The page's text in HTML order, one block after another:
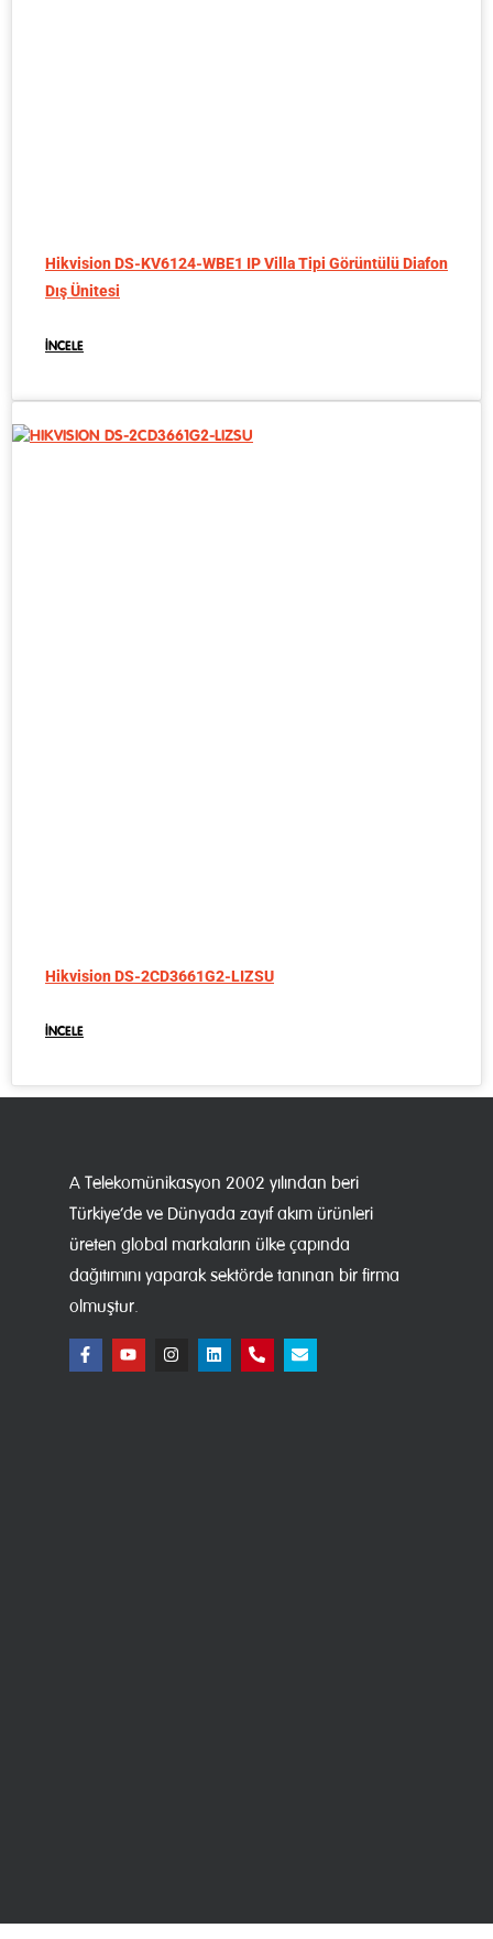
Hikvision DS-KV6124-WBE1 IP Villa Tipi Görüntülü Diafon
Dış Ünitesi
İNCELE
Hikvision DS-2CD3661G2-LIZSU
İNCELE
A Telekomünikasyon 2002 yılından beri
Türkiye’de ve Dünyada zayıf akım ürünleri
üreten global markaların ülke çapında
dağıtımını yaparak sektörde tanınan bir firma
olmuştur.